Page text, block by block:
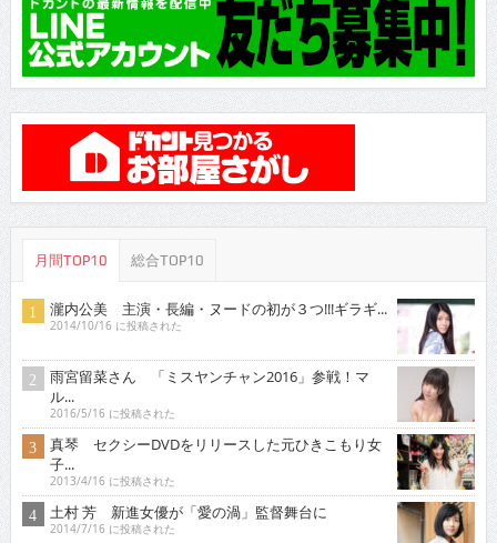
月間TOP10 総合TOP10
瀧内公美 主演・長編・ヌードの初が３つ!!!ギラギ...
2014/10/16 に投稿された
雨宮留菜さん 「ミスヤンチャン2016」参戦！マ
ル...
2016/5/16 に投稿された
真琴 セクシーDVDをリリースした元ひきこもり女
子...
2013/4/16 に投稿された
土村 芳 新進女優が「愛の渦」監督舞台に
2014/7/16 に投稿された